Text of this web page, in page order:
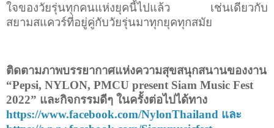
ใจของวัยรุ่นทุกคนแห่งยุคนี้ไปแล้ว เช่นเดียวกับ
สยามสแควร์ที่อยู่คู่กับวัยรุ่นมาทุกยุคทุกสมัย
ติดตามภาพบรรยากาศแห่งความสุขสนุกสนานของงาน
“Pepsi, NYLON, PMCU present Siam Music Fest
2022” และกิจกรรมดีๆ ในครั้งต่อไปได้ทาง
https://www.facebook.com/NylonThailand และ